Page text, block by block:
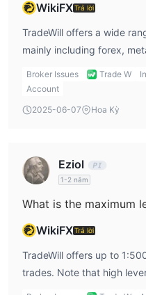
WikiFXTrả lời
TradeWill offers a wide
mainly including forex,
does not offer
exchange-traded funds.
Broker Issues Trade W
Account
2025-06-07
Hoa Kỳ
Eziol
1-2 năm
What is the maximum
WikiFXTrả lời
TradeWill offers up to
trades. Note that high
profits but also losses.